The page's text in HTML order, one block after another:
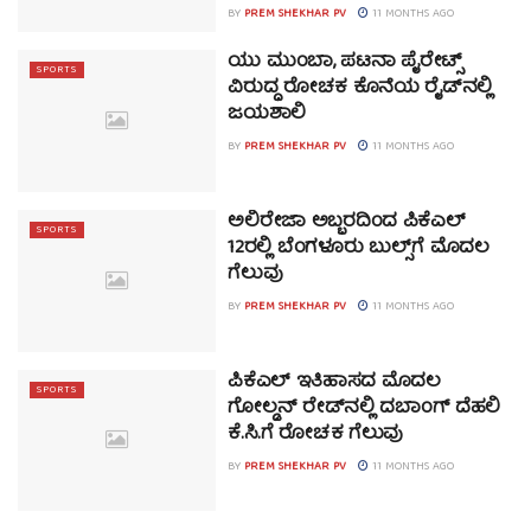
BY PREM SHEKHAR PV 11 MONTHS AGO
SPORTS ಯು ಮುಂಬಾ, ಪಟನಾ ಪೈರೇಟ್ಸ್
ವಿರುದ್ಧ ರೋಚಕ ಕೊನೆಯ ರೈಡ್‌ನಲ್ಲಿ
ಜಯಶಾಲಿ
BY PREM SHEKHAR PV 11 MONTHS AGO
SPORTS ಅಲಿರೇಜಾ ಅಬ್ಬರದಿಂದ ಪಿಕೆಎಲ್
12ರಲ್ಲಿ ಬೆಂಗಳೂರು ಬುಲ್ಸ್‌ಗೆ ಮೊದಲ
ಗೆಲುವು
BY PREM SHEKHAR PV 11 MONTHS AGO
SPORTS ಪಿಕೆಎಲ್ ಇತಿಹಾಸದ ಮೊದಲ
ಗೋಲ್ಡನ್ ರೇಡ್‌ನಲ್ಲಿ ದಬಾಂಗ್ ದೆಹಲಿ
ಕೆ.ಸಿ.ಗೆ ರೋಚಕ ಗೆಲುವು
BY PREM SHEKHAR PV 11 MONTHS AGO